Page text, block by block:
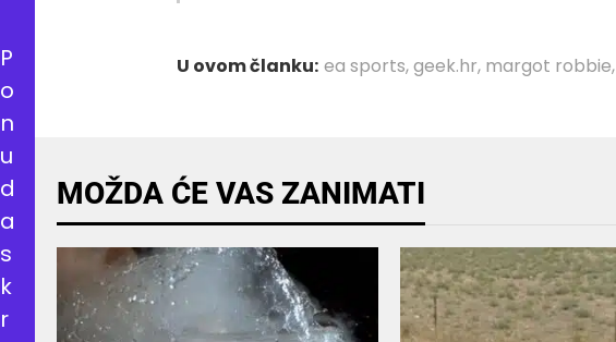
U ovom članku: ea sports,geek.hr, margot robbie,
MOŽDA ĆE VAS ZANIMATI
P
o
n
u
d
a
s
k
r